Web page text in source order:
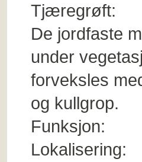
Tjæregrøft:
De jordfaste
under
forveksles
og kullgrop.
Funksjon:
Lokalisering: